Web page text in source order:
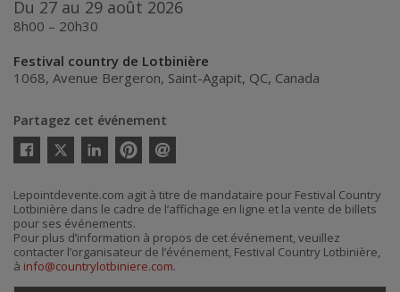
Du 27 au 29 août 2026
8h00 – 20h30
Festival country de Lotbinière
1068, Avenue Bergeron, Saint-Agapit, QC, Canada
Partagez cet événement
Twitter
courriel
Lepointdevente.com agit à titre de mandataire pour Festival Country
Lotbinière dans le cadre de l’affichage en ligne et la vente de billets
pour ses événements.
Pour plus d’information à propos de cet événement, veuillez
contacter l’organisateur de l’événement, Festival Country Lotbinière,
à info@countrylotbiniere.com.